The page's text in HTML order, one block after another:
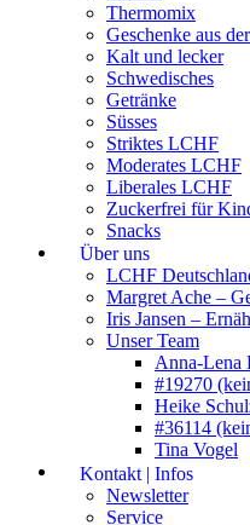
Thermomix
Geschenke aus
Kalt und lecker
Schwedisches
Getränke
Süsses
Striktes LCHF
Moderates LCHF
Liberales LCHF
Zuckerfrei für
Snacks
Über uns
LCHF
Margret Ache –
Iris Jansen –
Unser Team
Anna-Lena
#19270
Heike
#36114
Tina Vogel
Kontakt | Infos
Newsletter
Service